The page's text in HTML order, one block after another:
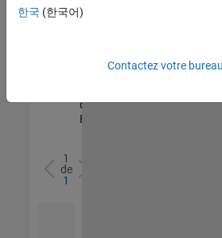
Senior Software Quality Engineer
Senior
Engineer
qualité |
Expérimenté(e)
1
de
1
한국 (한국어)
Contactez votre